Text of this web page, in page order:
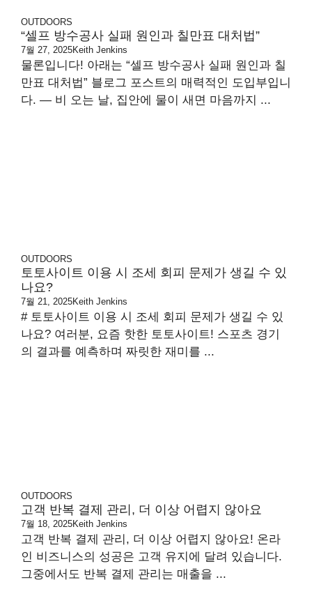
OUTDOORS
“셀프 방수공사 실패 원인과 칠만표 대처법”
7월 27, 2025Keith Jenkins
물론입니다! 아래는 “셀프 방수공사 실패 원인과 칠
만표 대처법” 블로그 포스트의 매력적인 도입부입니
다. — 비 오는 날, 집안에 물이 새면 마음까지 ...
OUTDOORS
토토사이트 이용 시 조세 회피 문제가 생길 수 있
나요?
7월 21, 2025Keith Jenkins
# 토토사이트 이용 시 조세 회피 문제가 생길 수 있
나요? 여러분, 요즘 핫한 토토사이트! 스포츠 경기
의 결과를 예측하며 짜릿한 재미를 ...
OUTDOORS
고객 반복 결제 관리, 더 이상 어렵지 않아요
7월 18, 2025Keith Jenkins
고객 반복 결제 관리, 더 이상 어렵지 않아요! 온라
인 비즈니스의 성공은 고객 유지에 달려 있습니다.
그중에서도 반복 결제 관리는 매출을 ...